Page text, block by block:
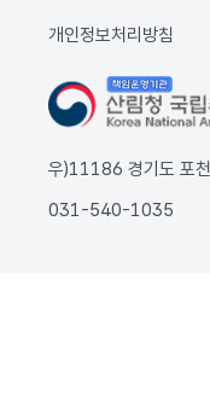
개인정보처리방침
우)11186 경기도 포
031-540-1035